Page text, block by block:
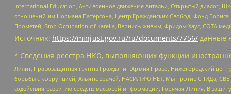
International Education, Антивоенное движение Антальи, Открытый диалог,
отношений им Нормана Патерсона, Центр Гражданских Свобод, Фонд
Прометей, Stop Occupation of Karelia, Вернись живым, Фридом Хаус, СОТА
Источник: https://minjust.gov.ru/ru/documents/7756/ данные
* Сведения реестра НКО, выполняющих функции
Лилит, Правозащитная группа Гражданин.Армия.Право, Нижегородский
борьбы с коррупцией, Альянс врачей, НАСИЛИЮ.НЕТ, Мы против СПИДа,
содействия развитию средств массовой информации, Горячая Линия, В